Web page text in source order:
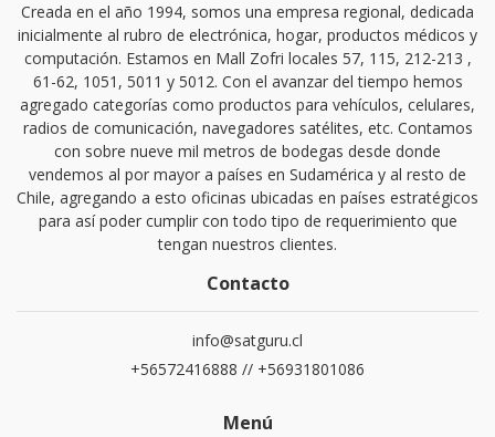
Creada en el año 1994, somos una empresa regional, dedicada
inicialmente al rubro de electrónica, hogar, productos médicos y
computación. Estamos en Mall Zofri locales 57, 115, 212-213 ,
61-62, 1051, 5011 y 5012. Con el avanzar del tiempo hemos
agregado categorías como productos para vehículos, celulares,
radios de comunicación, navegadores satélites, etc. Contamos
con sobre nueve mil metros de bodegas desde donde
vendemos al por mayor a países en Sudamérica y al resto de
Chile, agregando a esto oficinas ubicadas en países estratégicos
para así poder cumplir con todo tipo de requerimiento que
tengan nuestros clientes.
Contacto
info@satguru.cl
+56572416888 // +56931801086
Menú